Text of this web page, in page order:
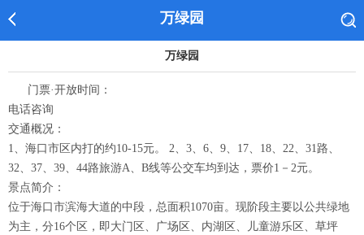
万绿园
万绿园
门票·开放时间：
电话咨询
交通概况：
1、海口市区内打的约10-15元。 2、3、6、9、17、18、22、31路、
32、37、39、44路旅游A、B线等公交车均到达，票价1－2元。
景点简介：
位于海口市滨海大道的中段，总面积1070亩。现阶段主要以公共绿地
为主，分16个区，即大门区、广场区、内湖区、儿童游乐区、草坪